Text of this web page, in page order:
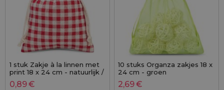
1 stuk Zakje à la linnen met
print 18 x 24 cm - natuurlijk /
rode trellis
0,89€
10 stuks Organza zakjes 18 x
24 cm - groen
2,69€